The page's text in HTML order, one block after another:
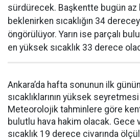
sürdürecek. Başkentte bugün
beklenirken sıcaklığın 34
öngörülüyor. Yarın ise parçalı
en yüksek sıcaklık 33 derece
Ankara’da hafta sonunun ilk
sıcaklıklarının yüksek
Meteorolojik tahminlere göre
bulutlu hava hakim olacak. Gece
sıcaklık 19 derece civarında